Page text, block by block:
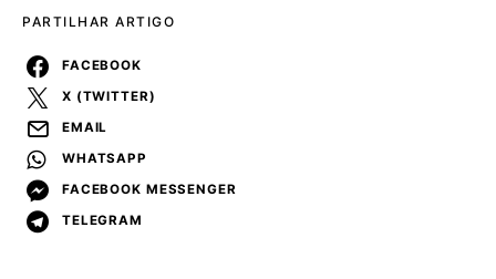
PARTILHAR ARTIGO
FACEBOOK
X (TWITTER)
EMAIL
WHATSAPP
FACEBOOK MESSENGER
TELEGRAM